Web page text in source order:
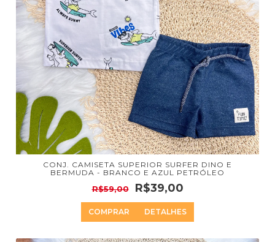
CONJ. CAMISETA SUPERIOR SURFER DINO E
BERMUDA - BRANCO E AZUL PETRÓLEO
R$59,00 R$39,00
COMPRAR DETALHES